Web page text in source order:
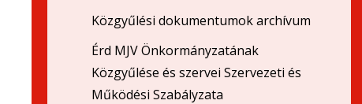
Közgyűlési dokumentumok archívum
Érd MJV Önkormányzatának
Közgyűlése és szervei Szervezeti és
Működési Szabályzata